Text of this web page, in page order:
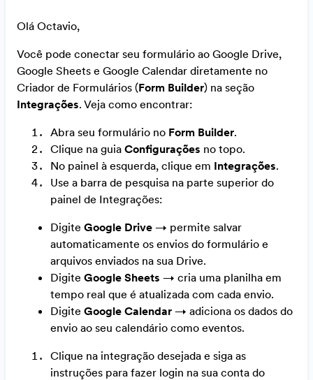
Olá Octavio,
Você pode conectar seu formulário ao Google Drive,
Google Sheets e Google Calendar diretamente no
Criador de Formulários (Form Builder) na seção
Integrações. Veja como encontrar:
Abra seu formulário no Form Builder.
Clique na guia Configurações no topo.
No painel à esquerda, clique em Integrações.
Use a barra de pesquisa na parte superior do
painel de Integrações:
Digite Google Drive → permite salvar
automaticamente os envios do formulário e
arquivos enviados na sua Drive.
Digite Google Sheets → cria uma planilha em
tempo real que é atualizada com cada envio.
Digite Google Calendar → adiciona os dados do
envio ao seu calendário como eventos.
Clique na integração desejada e siga as
instruções para fazer login na sua conta do